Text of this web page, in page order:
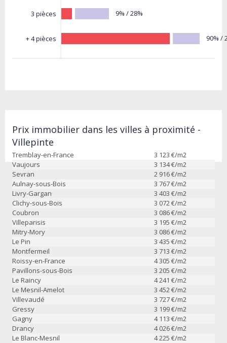
3 pièces
+ 4 pièces
9% / 28%
90% /
Prix immobilier dans les villes à proximité -
Villepinte
Tremblay-en-France 3 123 €/m2
Vaujours
3 134€/m2
Sevran
2 916€/m2
Aulnay-sous-Bois
3 767€/m2
Livry-Gargan
3 403 €/m2
Clichy-sous-Bois
3 072 €/m2
Coubron
3 086€/m2
Villeparisis
3 195 €/m2
Mitry-Mory
3 086€/m2
Le Pin
3 435 €/m2
Montfermeil
3 713 €/m2
Roissy-en-France
4 305 €/m2
Pavillons-sous-Bois
3 205 €/m2
Le Raincy
4 241 €/m2
Le Mesnil-Amelot
3 452 €/m2
Villevaudé
3 727€/m2
Gressy
3 199€/m2
Gagny
4 113 €/m2
Drancy
4 026€/m2
Le Blanc-Mesnil
4 225 €/m2